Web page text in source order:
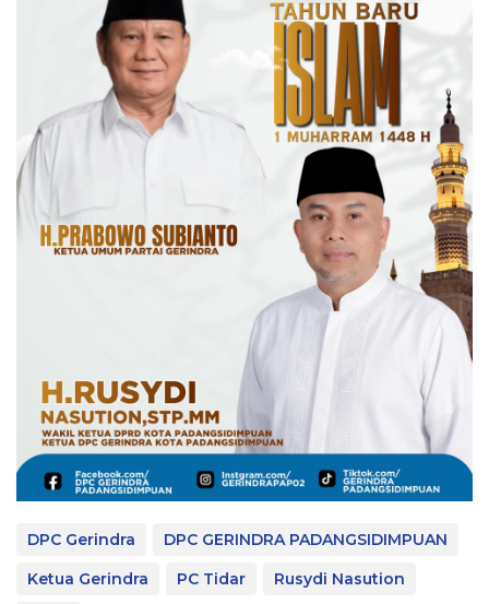
DPC Gerindra
DPC GERINDRA PADANGSIDIMPUAN
Ketua Gerindra
PC Tidar
Rusydi Nasution